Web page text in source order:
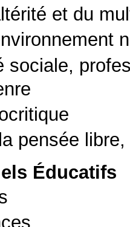
et du
sociale,
pensée
Éducatifs